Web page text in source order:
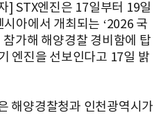
] STX엔진은 17일부터 19일
아에서 개최되는 ‘2026 국
가해 해양경찰 경비함에 탑
엔진을 선보인다고 17일 밝
해양경찰청과 인천광역시가